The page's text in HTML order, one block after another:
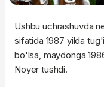
Ushbu uchrashuvda
sifatida 1987 yilda
bo'lsa, maydonga
Noyer tushdi.